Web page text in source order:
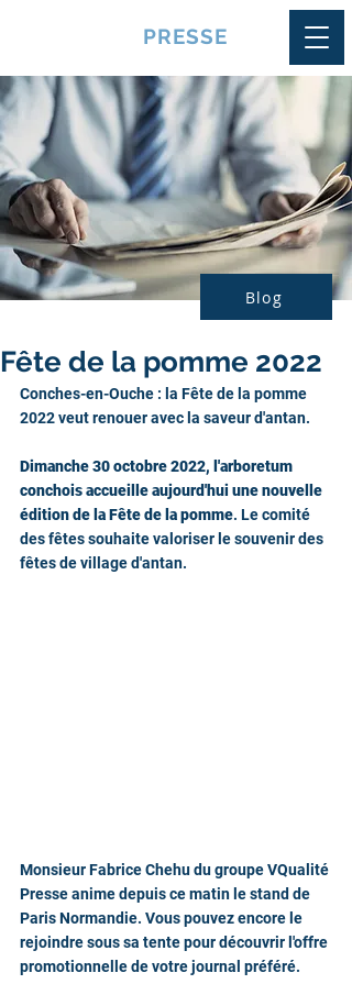
PRESSE
Blog
Fête de la pomme 2022
Conches-en-Ouche : la Fête de la pomme
2022 veut renouer avec la saveur d'antan.
Dimanche 30 octobre 2022, l'arboretum
conchois accueille aujourd'hui une nouvelle
édition de la Fête de la pomme. Le comité
des fêtes souhaite valoriser le souvenir des
fêtes de village d'antan.
Monsieur Fabrice Chehu du groupe VQualité
Presse anime depuis ce matin le stand de
Paris Normandie. Vous pouvez encore le
rejoindre sous sa tente pour découvrir l'offre
promotionnelle de votre journal préféré.